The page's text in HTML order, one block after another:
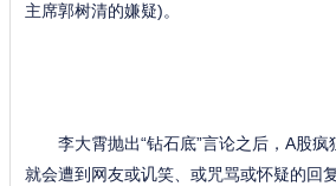
主席郭树清的嫌疑)。
李大霄抛出“钻石底”言论之后，A股疯
就会遭到网友或讥笑、或咒骂或怀疑的回